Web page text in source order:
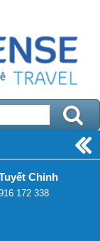
Chinh
172 338